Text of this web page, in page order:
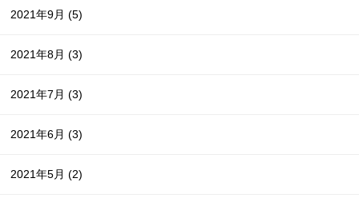
2021年9月(5)
2021年8月(3)
2021年7月(3)
2021年6月(3)
2021年5月(2)